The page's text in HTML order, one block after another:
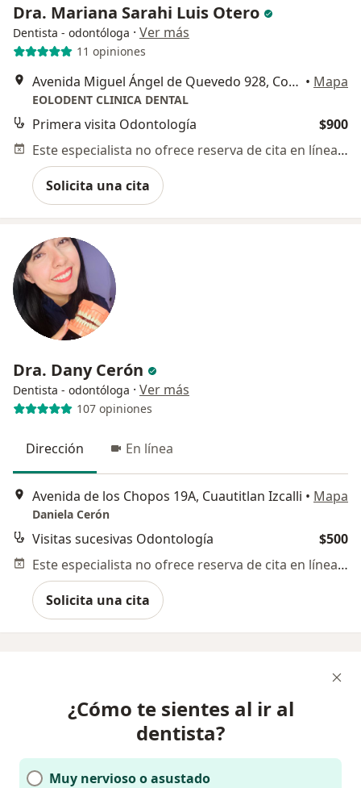
Dra. Mariana Sarahi Luis Otero
Dentista - odontóloga · Ver más
11 opiniones
Avenida Miguel Ángel de Quevedo 928, Coyoacán • Mapa
EOLODENT CLINICA DENTAL
Primera visita Odontología
$900
Este especialista no ofrece reserva de cita en línea en esta dirección.
Solicita una cita
Dra. Dany Cerón
Dentista - odontóloga · Ver más
107 opiniones
Dirección En línea
Avenida de los Chopos 19A, Cuautitlan Izcalli • Mapa
Daniela Cerón
Visitas sucesivas Odontología
$500
Este especialista no ofrece reserva de cita en línea en esta dirección.
Solicita una cita
¿Cómo te sientes al ir al
dentista?
Muy nervioso o asustado